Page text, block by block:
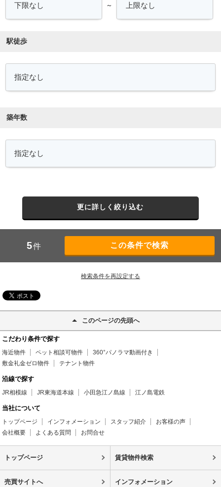
～
駅徒歩
築年数
更に詳しく絞り込む
5件
検索条件を再設定する
このページの先頭へ
こだわり条件で探す
海近物件 ペット相談可物件
360°パノラマ動画付き
敷金礼金ゼロ物件
テナント物件
沿線で探す
JR相模線 JR東海道本線 小田急江ノ島線 江ノ島電鉄
当社について
トップページ インフォメーション スタッフ紹介
お客様の声
会社概要
よくある質問 お問合せ
トップページ 賃貸物件検索
売買サイトへ インフォメーション